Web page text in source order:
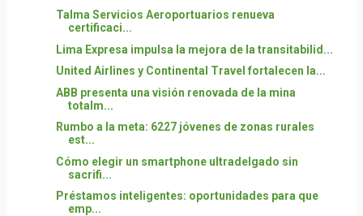
Talma Servicios Aeroportuarios renueva
certificaci...
Lima Expresa impulsa la mejora de la transitabilid...
United Airlines y Continental Travel fortalecen la...
ABB presenta una visión renovada de la mina
totalm...
Rumbo a la meta: 6227 jóvenes de zonas rurales
est...
Cómo elegir un smartphone ultradelgado sin
sacrifi...
Préstamos inteligentes: oportunidades para que
emp...